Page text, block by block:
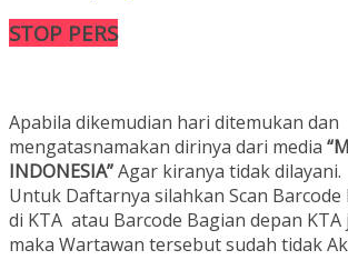
STOP PERS
Apabila dikemudian hari ditemukan dan
mengatasnamakan dirinya dari media
INDONESIA”Agar kiranya tidak dilayani.
Untuk Daftarnya silahkan Scan
di KTA atau Barcode Bagian depan KTA
maka Wartawan tersebut sudah tidak